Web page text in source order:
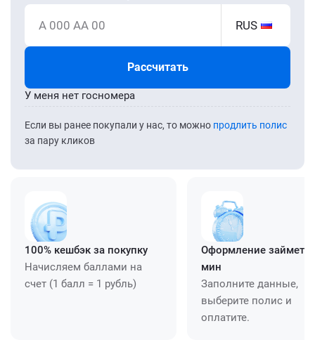
А 000 АА 00 RUS
Рассчитать
Если вы ранее покупали у нас, то можно продлить полис
за пару кликов
У меня нет госномера
100% кешбэк за покупку
Начисляем баллами на
счет (1 балл = 1 рубль)
Оформление займет
мин
Заполните данные,
выберите полис и
оплатите.